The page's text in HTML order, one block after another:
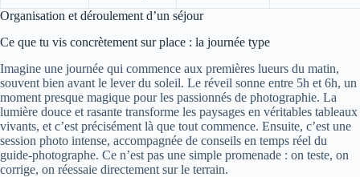
Organisation et déroulement d’un séjour
Ce que tu vis concrètement sur place : la journée type
Imagine une journée qui commence aux premières lueurs du matin,
souvent bien avant le lever du soleil. Le réveil sonne entre 5h et 6h, un
moment presque magique pour les passionnés de photographie. La
lumière douce et rasante transforme les paysages en véritables tableaux
vivants, et c’est précisément là que tout commence. Ensuite, c’est une
session photo intense, accompagnée de conseils en temps réel du
guide-photographe. Ce n’est pas une simple promenade : on teste, on
corrige, on réessaie directement sur le terrain.